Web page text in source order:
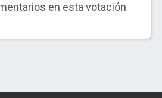
en esta votación